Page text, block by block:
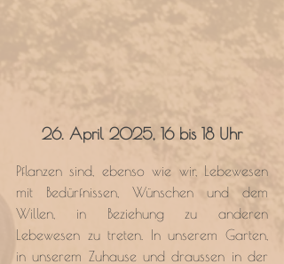
26. April 2025, 16 bis 18 Uhr
Pflanzen sind, ebenso wie wir, Lebewesen
mit Bedürfnissen, Wünschen und dem
Willen, in Beziehung zu anderen
Lebewesen zu treten. In unserem Garten,
in unserem Zuhause und draussen in der